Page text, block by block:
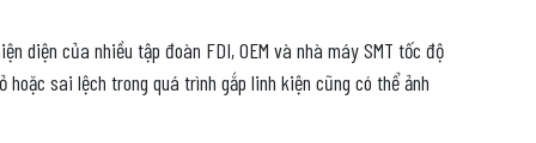
diện của nhiều tập đoàn FDI, OEM và nhà máy SMT tốc độ
sai lệch trong quá trình gắp linh kiện cũng có thể ảnh